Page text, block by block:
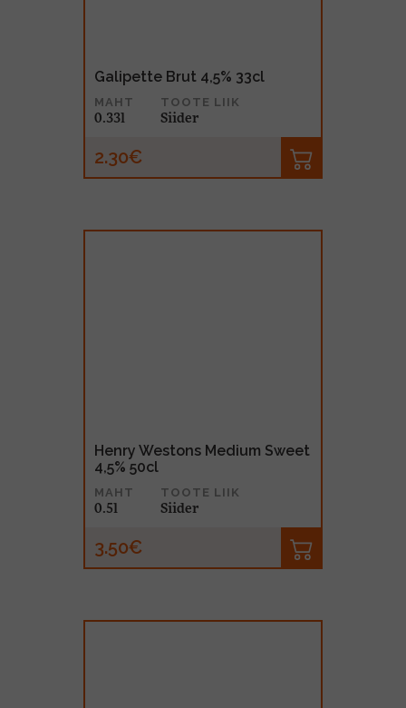
Galipette Brut 4,5% 33cl
MAHT
0.33l
TOOTE LIIK
Siider
2.30€
Henry Westons Medium Sweet
4,5% 50cl
MAHT
0.5l
TOOTE LIIK
Siider
3.50€